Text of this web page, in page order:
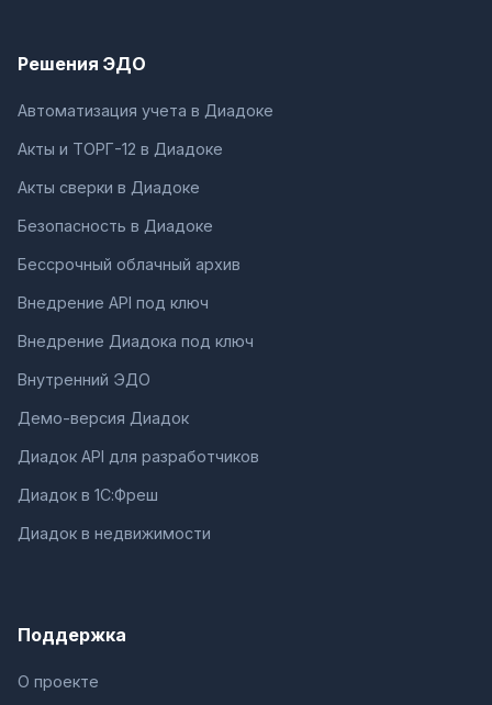
Решения ЭДО
Автоматизация учета в Диадоке
Акты и ТОРГ-12 в Диадоке
Акты сверки в Диадоке
Безопасность в Диадоке
Бессрочный облачный архив
Внедрение API под ключ
Внедрение Диадока под ключ
Внутренний ЭДО
Демо-версия Диадок
Диадок API для разработчиков
Диадок в 1С:Фреш
Диадок в недвижимости
Поддержка
О проекте